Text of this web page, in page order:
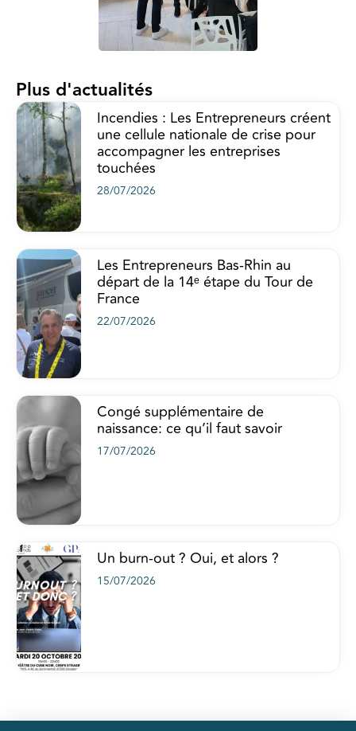
Plus d'actualités
Incendies : Les Entrepreneurs créent
une cellule nationale de crise pour
accompagner les entreprises
touchées
28/07/2026
Les Entrepreneurs Bas-Rhin au
départ de la 14ᵉ étape du Tour de
France
22/07/2026
Congé supplémentaire de
naissance: ce qu’il faut savoir
17/07/2026
Un burn-out ? Oui, et alors ?
15/07/2026